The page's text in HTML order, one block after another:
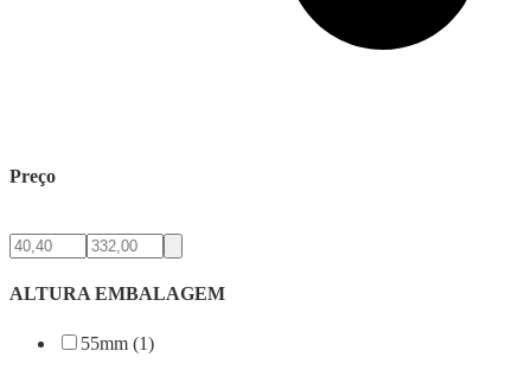
Preço
ALTURA EMBALAGEM
55mm (1)